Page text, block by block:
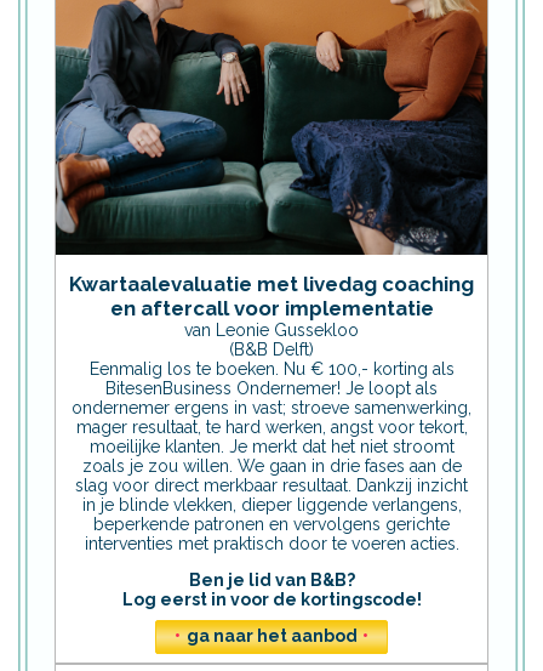
Kwartaalevaluatie met livedag coaching
en aftercall voor implementatie
van Leonie Gussekloo
(B&B Delft)
Eenmalig los te boeken. Nu € 100,- korting als
BitesenBusiness Ondernemer! Je loopt als
ondernemer ergens in vast; stroeve samenwerking,
mager resultaat, te hard werken, angst voor tekort,
moeilijke klanten. Je merkt dat het niet stroomt
zoals je zou willen. We gaan in drie fases aan de
slag voor direct merkbaar resultaat. Dankzij inzicht
in je blinde vlekken, dieper liggende verlangens,
beperkende patronen en vervolgens gerichte
interventies met praktisch door te voeren acties.
Ben je lid van B&B?
Log eerst in voor de kortingscode!
• ga naar het aanbod •